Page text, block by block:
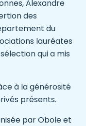
Alexandre
des
du
lauréates
qui a mis
à la générosité
présents.
parOboleet